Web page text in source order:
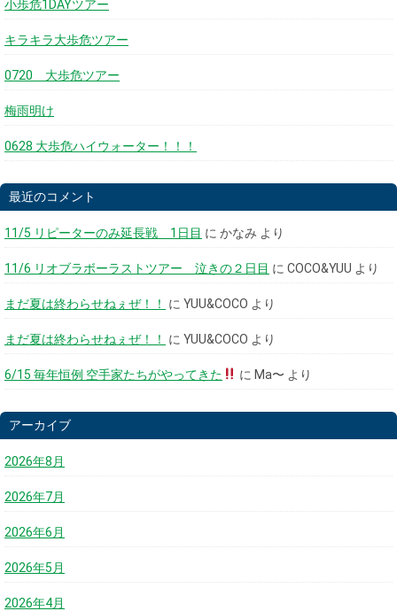
小歩危1DAYツアー
キラキラ大歩危ツアー
0720 大歩危ツアー
梅雨明け
0628 大歩危ハイウォーター！！！
最近のコメント
11/5 リピーターのみ延長戦 1日目 に かなみ より
11/6 リオブラボーラストツアー 泣きの２日目 に COCO&YUU より
まだ夏は終わらせねぇぜ！！ に YUU&COCO より
まだ夏は終わらせねぇぜ！！ に YUU&COCO より
6/15 毎年恒例 空手家たちがやってきた に Ma〜 より
アーカイブ
2026年8月
2026年7月
2026年6月
2026年5月
2026年4月